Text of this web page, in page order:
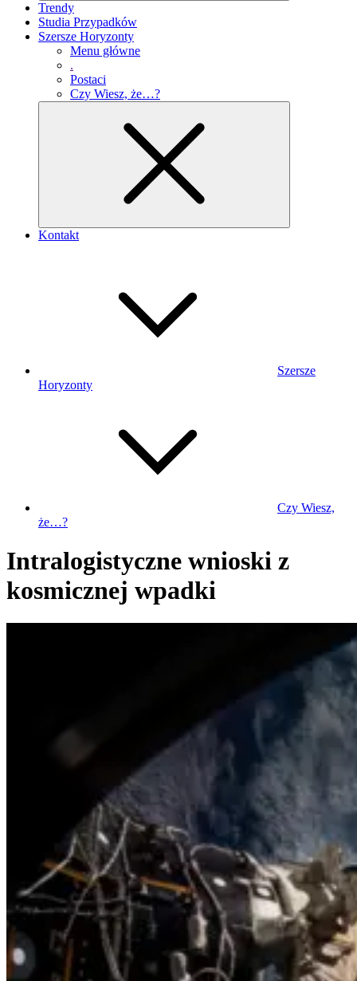
Trendy
Studia Przypadków
Szersze Horyzonty
Menu główne
.
Postaci
Czy Wiesz, że…?
Kontakt
Szersze
Horyzonty
Czy Wiesz,
że…?
Intralogistyczne wnioski z
kosmicznej wpadki